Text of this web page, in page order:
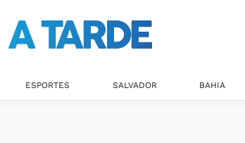
ESPORTES SALVADOR BAHIA